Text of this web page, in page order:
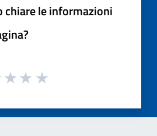
chiare le informazioni